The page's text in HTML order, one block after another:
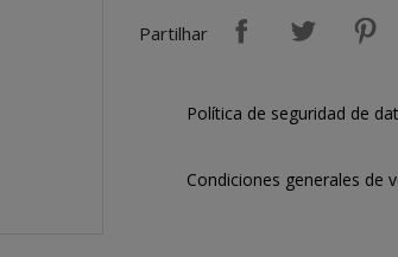
Partilhar
Política de seguridad de
Condiciones generales de